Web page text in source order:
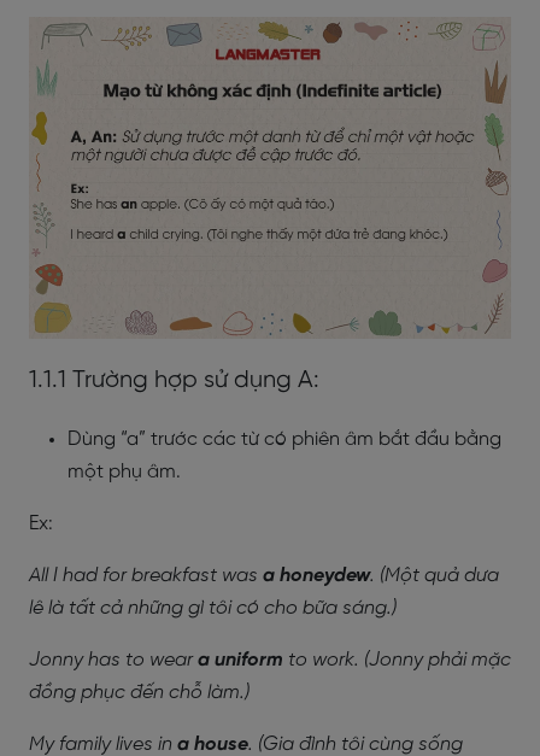
1.1.1 Trường hợp sử dụng A:
Dùng “a” trước các từ có phiên âm bắt đầu bằng
một phụ âm.
Ex:
All I had for breakfast was a honeydew. (Một quả dưa
lê là tất cả những gì tôi có cho bữa sáng.)
Jonny has to weara uniform to work. (Jonny phải mặc
đồng phục đến chỗ làm.)
My family lives in a house. (Gia đình tôi cùng sống